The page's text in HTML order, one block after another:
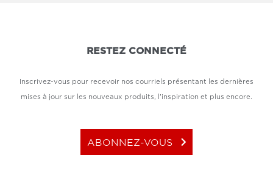
RESTEZ CONNECTÉ
Inscrivez-vous pour recevoir nos courriels présentant les dernières
mises à jour sur les nouveaux produits, l'inspiration et plus encore.
ABONNEZ-VOUS keyboard_arrow_right